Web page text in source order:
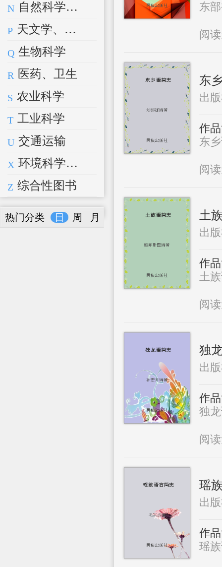
N 自然科学总论
P 天文学、地球科学
Q 生物科学
R 医药、卫生
S 农业科学
T 工业科学
U 交通运输
X 环境科学、安全科学
Z 综合性图书
热门分类 日 周 月
东
阅
东
出
作
东
阅
土
出
作
土
阅
独
出
作
独
阅
瑶
出
作
瑶